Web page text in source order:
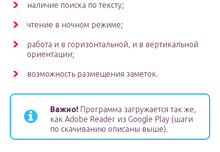
наличие поиска по тексту;
чтение в ночном режиме;
работа и в горизонтальной, и в вертикальной
ориентации;
возможность размещения заметок.
Важно! Программа загружается так же,
как Adobe Reader из Google Play (шаги
по скачиванию описаны выше).